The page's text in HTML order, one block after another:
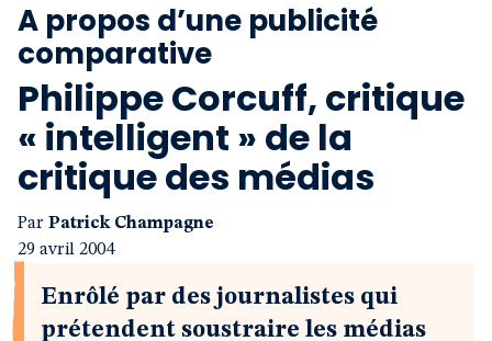
Notre revue
Boutique
A propos d’une publicité
comparative
Philippe Corcuff, critique
« intelligent » de la
critique des médias
Par Patrick Champagne
29 avril 2004
Enrôlé par des journalistes qui
prétendent soustraire les médias